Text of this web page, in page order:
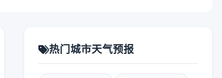
热门城市天气预报